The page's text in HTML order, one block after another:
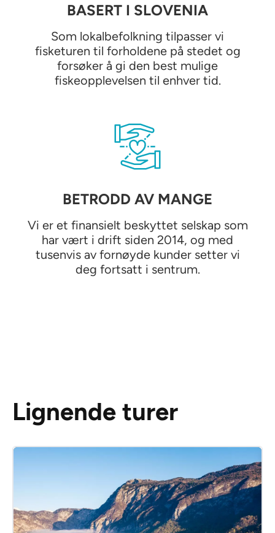
BASERT I SLOVENIA
Som lokalbefolkning tilpasser vi
fisketuren til forholdene på stedet og
forsøker å gi den best mulige
fiskeopplevelsen til enhver tid.
BETRODD AV MANGE
Vi er et finansielt beskyttet selskap som
har vært i drift siden 2014, og med
tusenvis av fornøyde kunder setter vi
deg fortsatt i sentrum.
Lignende turer